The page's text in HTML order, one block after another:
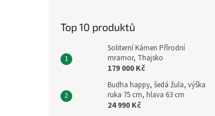
Top 10 produktů
Soliterní Kámen Přírodní
mramor, Thajsko
179 000 Kč
Budha happy, šedá žula, výška
ruka 75 cm, hlava 63 cm
24 990 Kč